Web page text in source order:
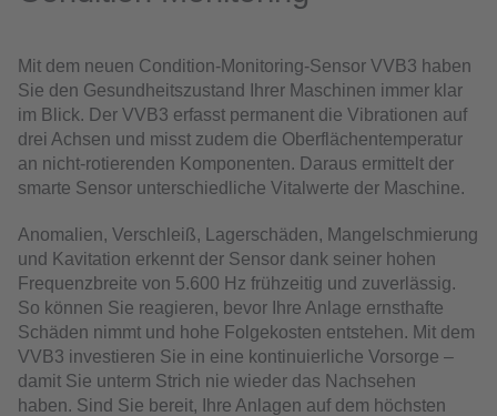
Mit dem neuen Condition-Monitoring-Sensor VVB3 haben
Sie den Gesundheitszustand Ihrer Maschinen immer klar
im Blick. Der VVB3 erfasst permanent die Vibrationen auf
drei Achsen und misst zudem die Oberflächentemperatur
an nicht-rotierenden Komponenten. Daraus ermittelt der
smarte Sensor unterschiedliche Vitalwerte der Maschine.
Anomalien, Verschleiß, Lagerschäden, Mangelschmierung
und Kavitation erkennt der Sensor dank seiner hohen
Frequenzbreite von 5.600 Hz frühzeitig und zuverlässig.
So können Sie reagieren, bevor Ihre Anlage ernsthafte
Schäden nimmt und hohe Folgekosten entstehen. Mit dem
VVB3 investieren Sie in eine kontinuierliche Vorsorge –
damit Sie unterm Strich nie wieder das Nachsehen
haben. Sind Sie bereit, Ihre Anlagen auf dem höchsten